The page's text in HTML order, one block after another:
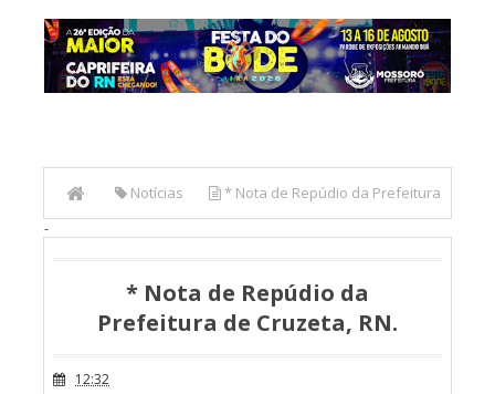
Notícias * Nota de Repúdio da Prefeitura
de Cruzeta, RN.
-
* Nota de Repúdio da
Prefeitura de Cruzeta, RN.
12:32